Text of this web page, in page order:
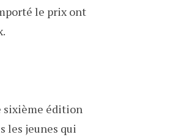
le prix ont
sixième édition
les jeunes qui